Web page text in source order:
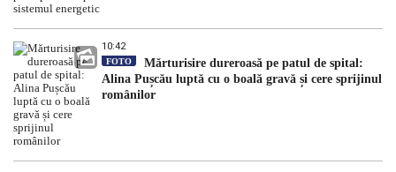
10:42
FOTO
Mărturisire dureroasă pe patul de spital:
Alina Pușcău luptă cu o boală gravă și cere sprijinul
românilor